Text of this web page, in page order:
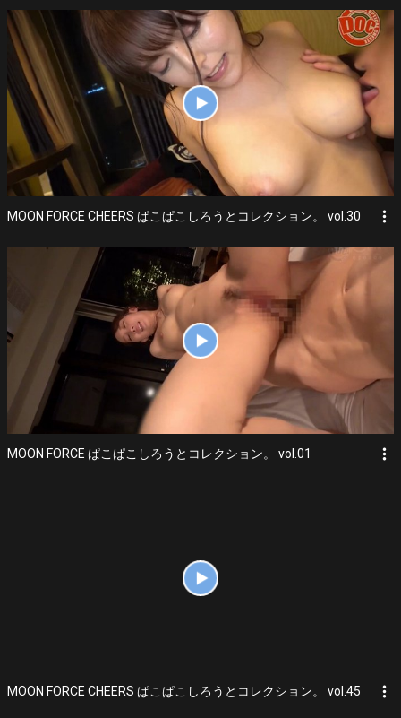
MOON FORCE CHEERS ぱこぱこしろうとコレクション。 vol.30 more_vert
MOON FORCE ぱこぱこしろうとコレクション。 vol.01 more_vert
MOON FORCE CHEERS ぱこぱこしろうとコレクション。 vol.45 more_vert